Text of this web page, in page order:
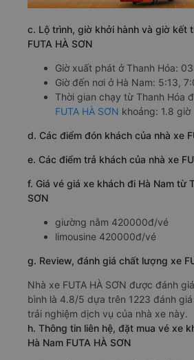
c. Lộ trình, giờ khởi hành và giờ kết
FUTA HÀ SƠN
Giờ xuất phát ở Thanh Hóa:
Giờ đến nơi ở Hà Nam: 5:13,
Thời gian chạy từ Thanh Hóa
FUTA HÀ SƠN khoảng: 1.8 giờ
d. Các điểm đón khách của nhà xe
e. Các điểm trả khách của nhà xe
f. Giá vé giá xe khách đi Hà Nam từ
SƠN
giường nằm 420000đ/vé
limousine 420000đ/vé
g. Review, đánh giá chất lượng xe
Nhà xe FUTA HÀ SƠN được đánh
bình là 4.8/5 dựa trên 1223 đánh
trải nghiệm dịch vụ của nhà xe này.
h. Thông tin liên hệ, đặt mua vé xe
Hà Nam FUTA HÀ SƠN